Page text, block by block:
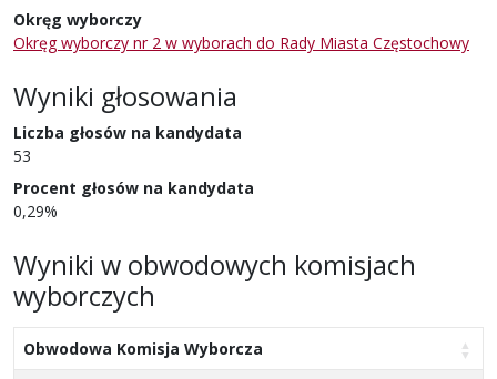
Okręg wyborczy
Okręg wyborczy nr 2 w wyborach do Rady Miasta Częstochowy
Wyniki głosowania
Liczba głosów na kandydata
53
Procent głosów na kandydata
0,29%
Wyniki w obwodowych komisjach
wyborczych
Obwodowa Komisja Wyborcza